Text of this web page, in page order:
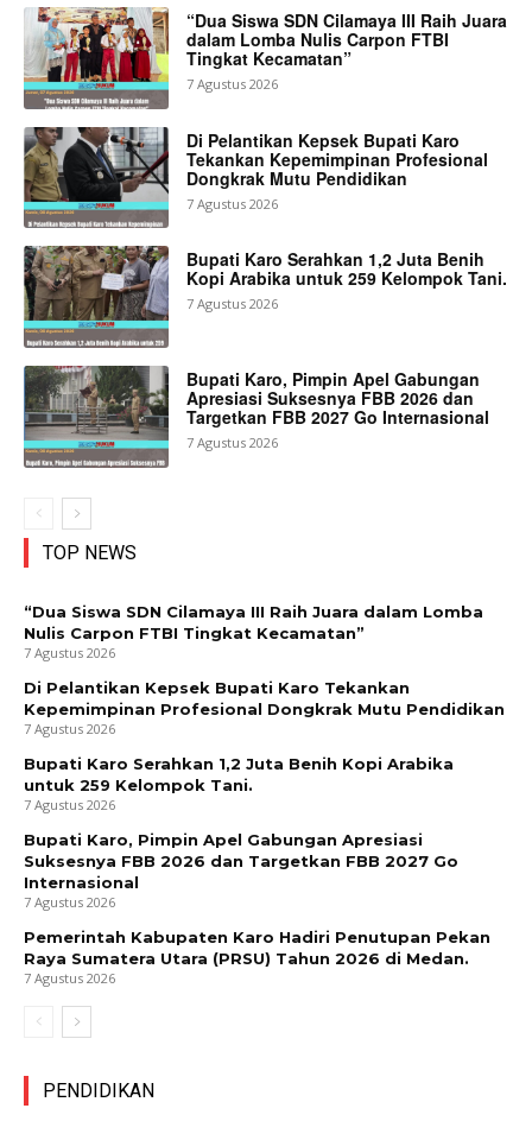
“Dua Siswa SDN Cilamaya III Raih Juara
dalam Lomba Nulis Carpon FTBI
Tingkat Kecamatan”
7 Agustus 2026
Di Pelantikan Kepsek Bupati Karo
Tekankan Kepemimpinan Profesional
Dongkrak Mutu Pendidikan
7 Agustus 2026
Bupati Karo Serahkan 1,2 Juta Benih
Kopi Arabika untuk 259 Kelompok Tani.
7 Agustus 2026
Bupati Karo, Pimpin Apel Gabungan
Apresiasi Suksesnya FBB 2026 dan
Targetkan FBB 2027 Go Internasional
7 Agustus 2026
TOP NEWS
“Dua Siswa SDN Cilamaya III Raih Juara dalam Lomba
Nulis Carpon FTBI Tingkat Kecamatan”
7 Agustus 2026
Di Pelantikan Kepsek Bupati Karo Tekankan
Kepemimpinan Profesional Dongkrak Mutu Pendidikan
7 Agustus 2026
Bupati Karo Serahkan 1,2 Juta Benih Kopi Arabika
untuk 259 Kelompok Tani.
7 Agustus 2026
Bupati Karo, Pimpin Apel Gabungan Apresiasi
Suksesnya FBB 2026 dan Targetkan FBB 2027 Go
Internasional
7 Agustus 2026
Pemerintah Kabupaten Karo Hadiri Penutupan Pekan
Raya Sumatera Utara (PRSU) Tahun 2026 di Medan.
7 Agustus 2026
PENDIDIKAN